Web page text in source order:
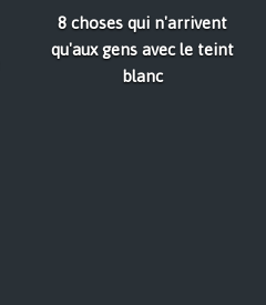
8 choses qui n'arrivent
qu'aux gens avec le teint
blanc